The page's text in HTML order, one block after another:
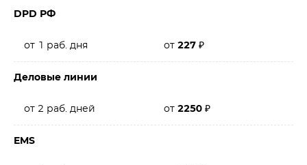
DPD РФ
от 1 раб. дня от 227 ₽
Деловые линии
от 2 раб. дней от 2250 ₽
EMS